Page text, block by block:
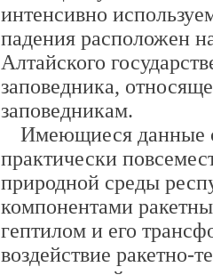
интенсивно
падения расположен
Алтайского
заповедника,
заповедникам.
Имеющиеся данные
практически
природной среды
компонентами
гептилом и его
воздействие ракетно-